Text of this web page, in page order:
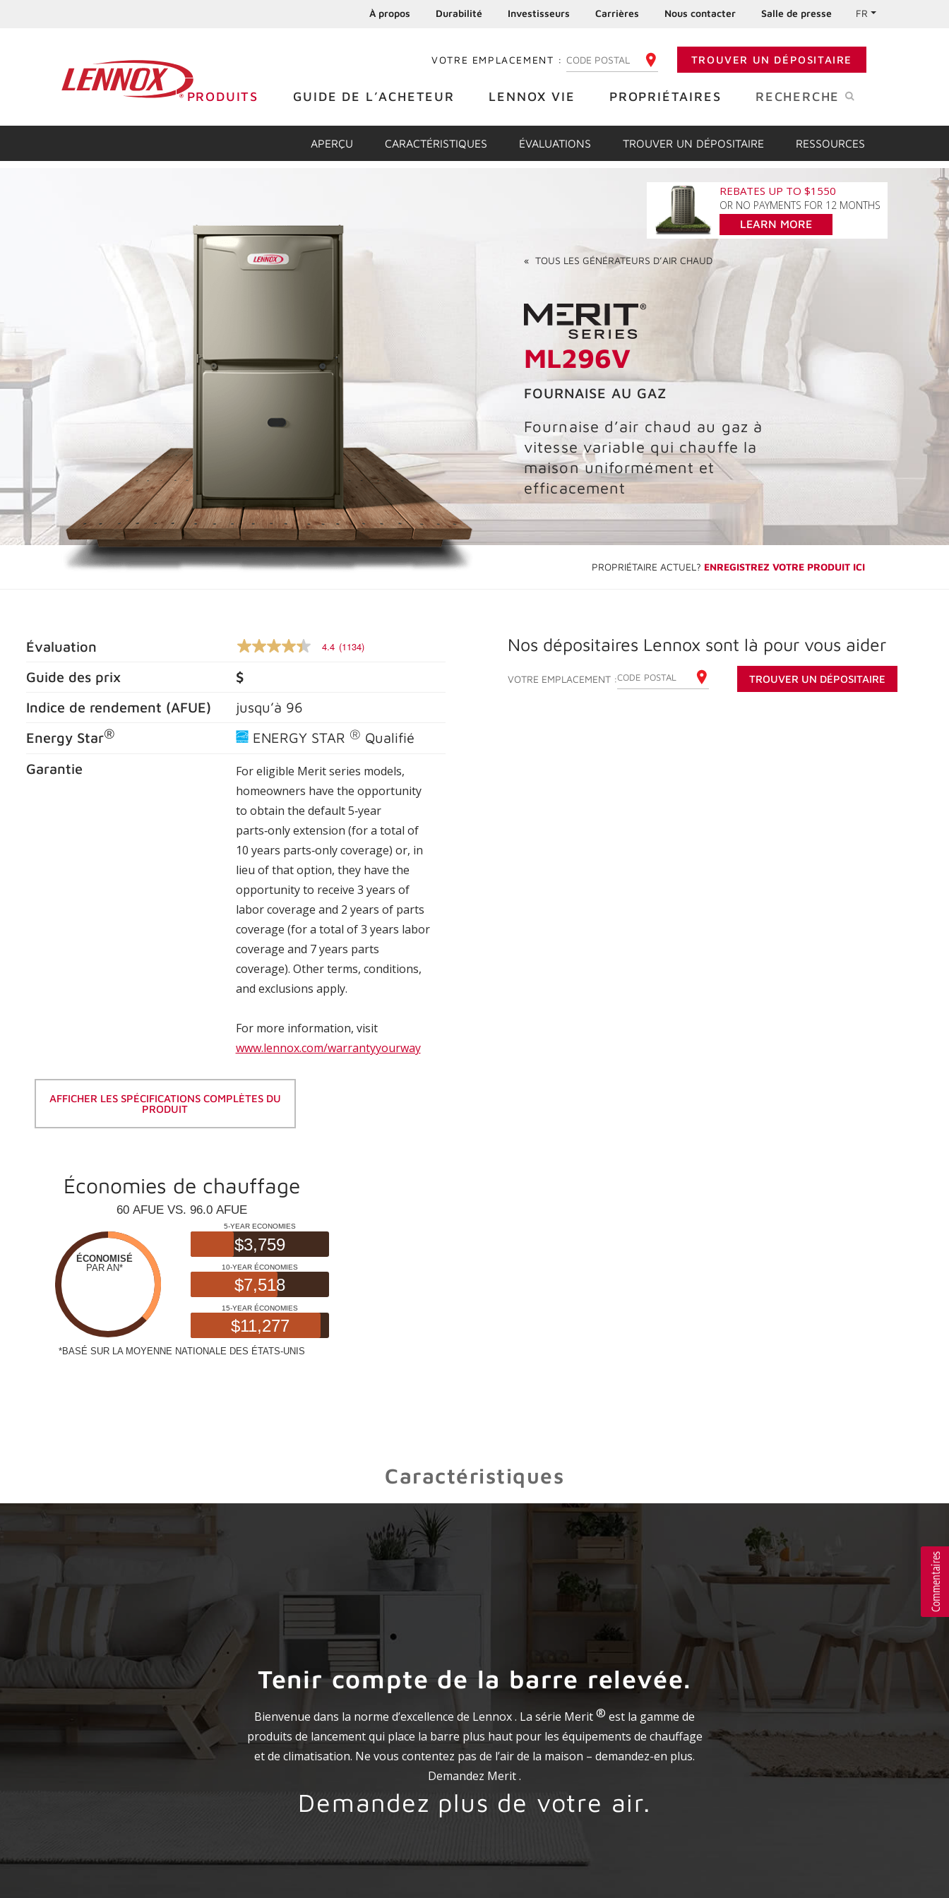
À propos Durabilité Investisseurs Carrières Nous contacter Salle de presse FR
VOTRE EMPLACEMENT : ENTREZ VOTRE CODE POSTALTROUVER UN DÉPOSITAIRE
PRODUITS GUIDE DE L’ACHETEUR LENNOX VIE PROPRIÉTAIRES RECHERCHE
APERÇU CARACTÉRISTIQUES ÉVALUATIONS TROUVER UN DÉPOSITAIRE RESSOURCES
« TOUS LES GÉNÉRATEURS D’AIR CHAUD
ML296V
FOURNAISE AU GAZ
Fournaise d’air chaud au gaz à
vitesse variable qui chauffe la
maison uniformément et
efficacement
REBATES UP TO $1550
OR NO PAYMENTS FOR 12 MONTHS
LEARN MORE
PROPRIÉTAIRE ACTUEL? ENREGISTREZ VOTRE PRODUIT ICI
Évaluation
4.4
5
étoiles,
nominale
moyenne.
Lire
les
1134
.
Lien
vers
la
page.
4.4 (1134)
Guide des prix
$
Indice de rendement (AFUE) jusqu’à 96
Energy Star® ENERGY STAR ® Qualifié
Garantie
For eligible Merit series models,
homeowners have the opportunity
to obtain the default 5‑year
parts‑only extension (for a total of
10 years parts‑only coverage) or, in
lieu of that option, they have the
opportunity to receive 3 years of
labor coverage and 2 years of parts
coverage (for a total of 3 years labor
coverage and 7 years parts
coverage). Other terms, conditions,
and exclusions apply.
For more information, visit
www.lennox.com/warrantyyourway
AFFICHER LES SPÉCIFICATIONS COMPLÈTES DU
PRODUIT
Économies de chauffage
Nos dépositaires Lennox sont là pour vous aider
VOTRE EMPLACEMENT :ENTREZ VOTRE CODE POSTAL TROUVER UN DÉPOSITAIRE
Caractéristiques
Tenir compte de la barre relevée.
Bienvenue dans la norme d’excellence de Lennox . La série Merit® est la gamme de
produits de lancement qui place la barre plus haut pour les équipements de chauffage
et de climatisation. Ne vous contentez pas de l’air de la maison – demandez-en plus.
Demandez Merit .
Demandez plus de votre air.